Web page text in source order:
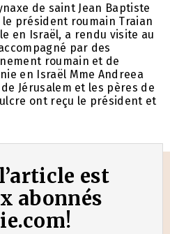
de saint Jean Baptiste
président roumain Traian
en Israël, a rendu visite au
par des
roumain et de
en Israël Mme Andreea
Jérusalem et les pères de
ont reçu le président et
est
abonnés